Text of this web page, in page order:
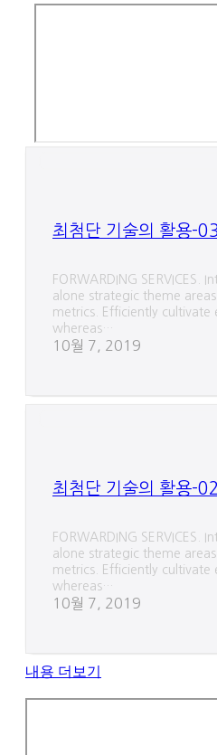
최첨단 기술의 활용-03
FORWARDING SERVICES.
alone strategic theme areas
metrics. Efficiently cultivate
whereas…
10월 7, 2019
최첨단 기술의 활용-02
FORWARDING SERVICES.
alone strategic theme areas
metrics. Efficiently cultivate
whereas…
10월 7, 2019
내용 더보기